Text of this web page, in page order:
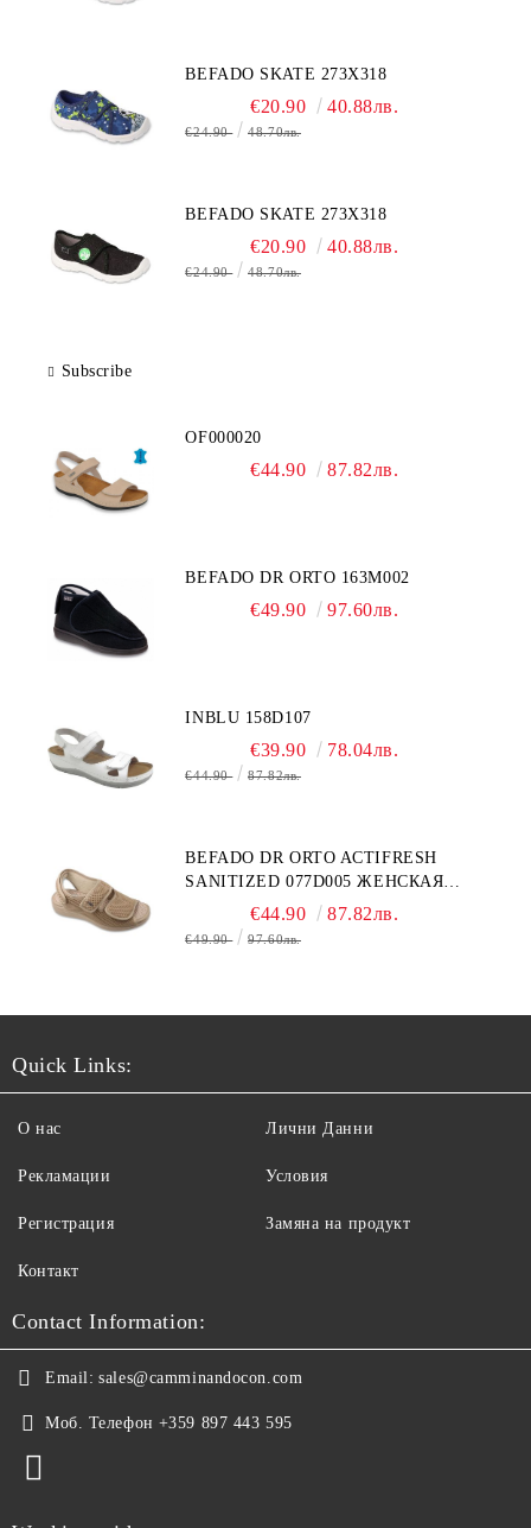
BEFADO SKATE 273X318
€20.90 40.88лв.
€24.90 48.70лв.
BEFADO SKATE 273X318
€20.90 40.88лв.
€24.90 48.70лв.
Subscribe
OF000020
€44.90 87.82лв.
BEFADO DR ORTO 163M002
€49.90 97.60лв.
INBLU 158D107
€39.90 78.04лв.
€44.90 87.82лв.
BEFADO DR ORTO ACTIFRESH
SANITIZED 077D005 ЖЕНСКАЯ
€44.90 87.82лв.
€49.90 97.60лв.
Quick Links:
О нас
Рекламации
Регистрация
Контакт
Лични Данни
Условия
Замяна на продукт
Contact Information:
Email: sales@camminandocon.com
Моб. Телефон +359 897 443 595